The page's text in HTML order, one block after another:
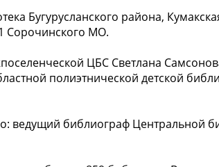
Бугурусланского района,
Сорочинского МО.
ЦБС Светлана
полиэтнической детской
ведущий библиограф Центральной